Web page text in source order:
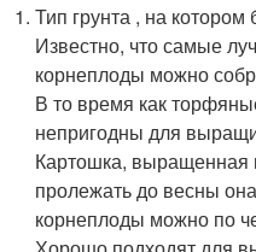
Тип грунта , на котором
Известно, что самые
корнеплоды можно
В то время как
непригодны для
Картошка, выращенная
пролежать до весны
корнеплоды можно по